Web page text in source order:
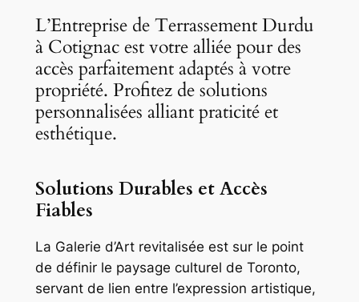
L’Entreprise de Terrassement Durdu
à Cotignac est votre alliée pour des
accès parfaitement adaptés à votre
propriété. Profitez de solutions
personnalisées alliant praticité et
esthétique.
Solutions Durables et Accès
Fiables
La Galerie d’Art revitalisée est sur le point
de définir le paysage culturel de Toronto,
servant de lien entre l’expression artistique,